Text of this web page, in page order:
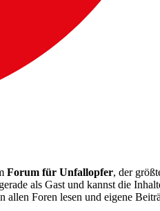
Forum für Unfallopfer, der
als Gast und kannst die
allen Foren lesen und eigene